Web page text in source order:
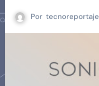
Por tecnoreportaje